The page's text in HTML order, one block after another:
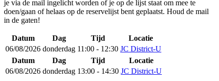
je via de mail ingelicht worden of je op de lijst staat om mee te
doen/gaan of helaas op de reservelijst bent geplaatst. Houd de mail
in de gaten!
Datum Dag Tijd
Locatie
06/08/2026 donderdag 11:00 - 12:30 JC District-U
Datum
Dag Tijd
Locatie
06/08/2026 donderdag 13:00 - 14:30 JC District-U